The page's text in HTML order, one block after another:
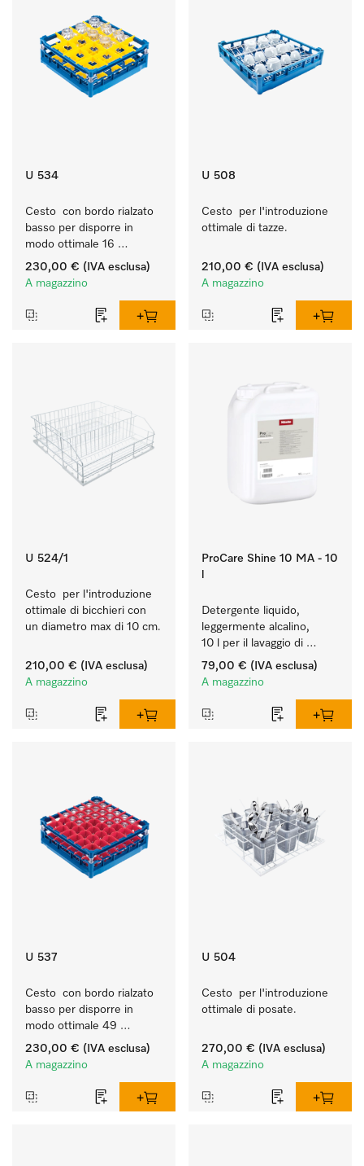
U 534
Cesto  con bordo rialzato
basso per disporre in
modo ottimale 16
bicchieri fino a 20 cm.
230,00 € (IVA esclusa)
A magazzino
U 508
Cesto  per l'introduzione
ottimale di tazze.
210,00 € (IVA esclusa)
A magazzino
U 524/1
Cesto  per l'introduzione
ottimale di bicchieri con
un diametro max di 10 cm.
210,00 € (IVA esclusa)
A magazzino
ProCare Shine 10 MA - 10
Detergente liquido,
leggermente alcalino,
10 l per il lavaggio di
sporco leggero su
stoviglie, posate e
79,00 € (IVA esclusa)
A magazzino
U 537
Cesto  con bordo rialzato
basso per disporre in
modo ottimale 49
bicchieri fino a 20 cm.
230,00 € (IVA esclusa)
A magazzino
U 504
Cesto  per l'introduzione
ottimale di posate.
270,00 € (IVA esclusa)
A magazzino